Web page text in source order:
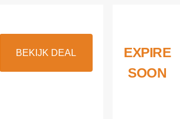
BEKIJK DEAL
EXPIRE
SOON